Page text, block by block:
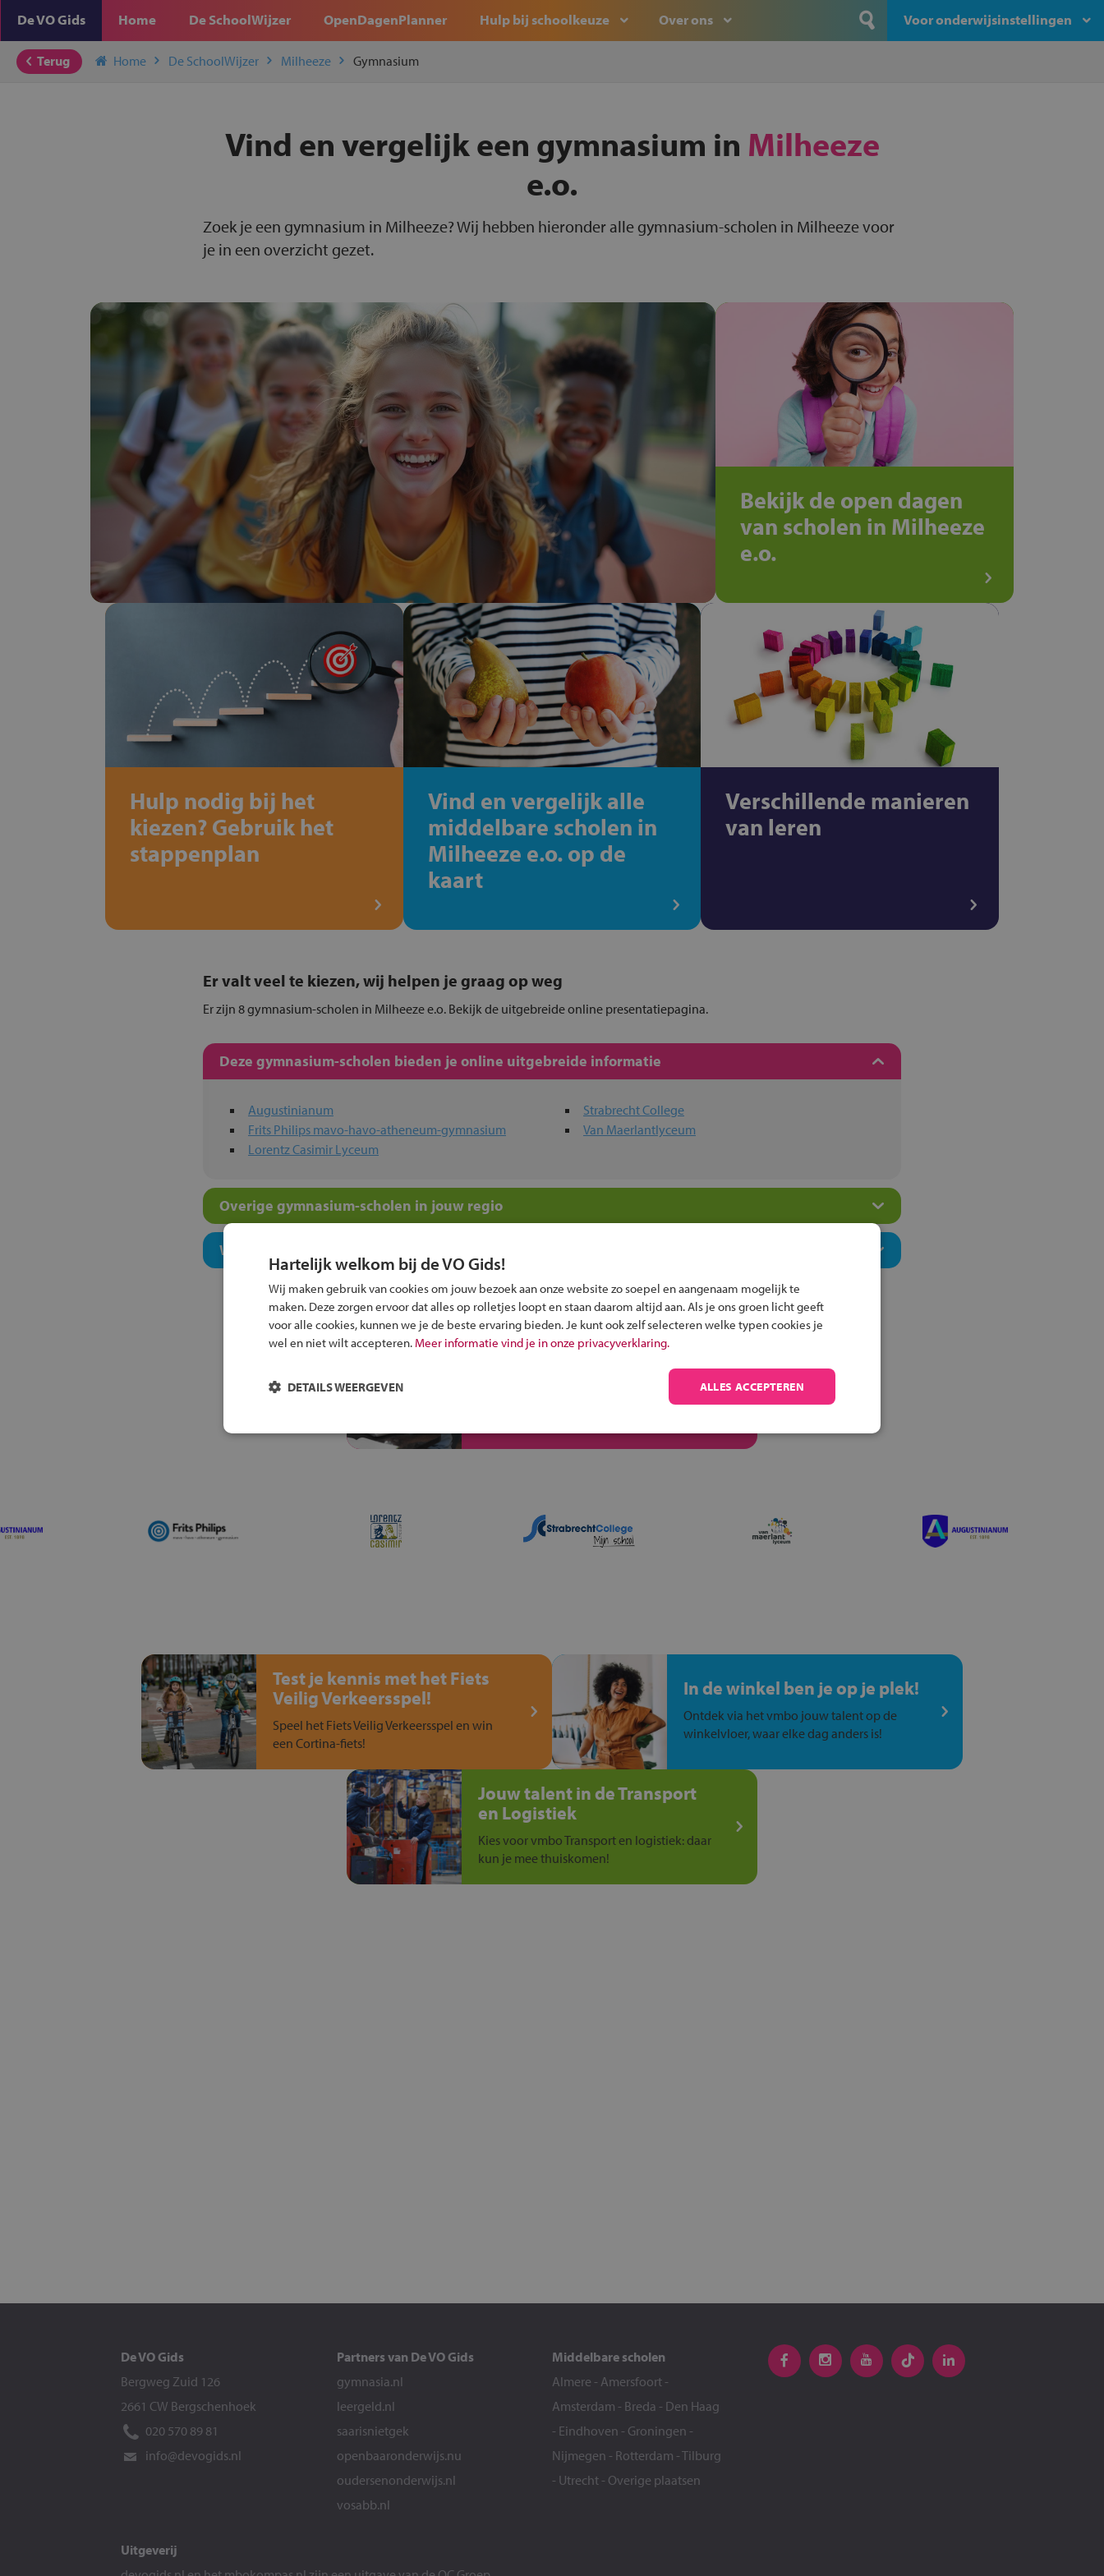
De VO Gids Home De SchoolWijzer OpenDagenPlanner Hulp bij schoolkeuze Over ons Voor onderwijsinstellingen
Terug Home De SchoolWijzer Milheeze Gymnasium
Vind en vergelijk een gymnasium in Milheeze
e.o.
Zoek je een gymnasium in Milheeze? Wij hebben hieronder alle gymnasium-scholen in Milheeze voor
je in een overzicht gezet.
Bekijk de open dagen
van scholen in Milheeze
e.o.
Hulp nodig bij het
kiezen? Gebruik het
stappenplan
Vind en vergelijk alle
middelbare scholen in
Milheeze e.o. op de
kaart
Verschillende manieren
van leren
Er valt veel te kiezen, wij helpen je graag op weg
Er zijn 8 gymnasium-scholen in Milheeze e.o. Bekijk de uitgebreide online presentatiepagina.
Deze gymnasium-scholen bieden je online uitgebreide informatie
Augustinianum
Frits Philips mavo-havo-atheneum-gymnasium
Lorentz Casimir Lyceum
Strabrecht College
Van Maerlantlyceum
Overige gymnasium-scholen in jouw regio
Welk onderwijsconcept past bij jou?
Alle informatie om je kind aan te melden bij
Test je kennis met het Fiets
Veilig Verkeersspel!
Speel het Fiets Veilig Verkeersspel en win
een Cortina-fiets!
In de winkel ben je op je plek!
Ontdek via het vmbo jouw talent op de
winkelvloer, waar elke dag anders is!
Jouw talent in de Transport
en Logistiek
Kies voor vmbo Transport en logistiek: daar
kun je mee thuiskomen!
De VO Gids
Bergweg Zuid 126
2661 CW Bergschenhoek
020 570 89 81
info@devogids.nl
Partners van De VO Gids
gymnasia.nl
leergeld.nl
saarisnietgek
openbaaronderwijs.nu
oudersenonderwijs.nl
vosabb.nl
Middelbare scholen
Almere - Amersfoort -
Amsterdam - Breda - Den Haag
- Eindhoven - Groningen -
Nijmegen - Rotterdam -Tilburg
- Utrecht - Overige plaatsen
Uitgeverij
Hartelijk welkom bij de VO Gids!
Wij maken gebruik van cookies om jouw bezoek aan onze website zo soepel en aangenaam mogelijk te
maken. Deze zorgen ervoor dat alles op rolletjes loopt en staan daarom altijd aan. Als je ons groen licht geeft
voor alle cookies, kunnen we je de beste ervaring bieden. Je kunt ook zelf selecteren welke typen cookies je
wel en niet wilt accepteren. Meer informatie vind je in onze privacyverklaring.
ALLES ACCEPTEREN
DETAILS WEERGEVEN